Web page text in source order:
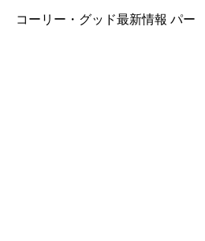
コーリー・グッド最新情報 パー